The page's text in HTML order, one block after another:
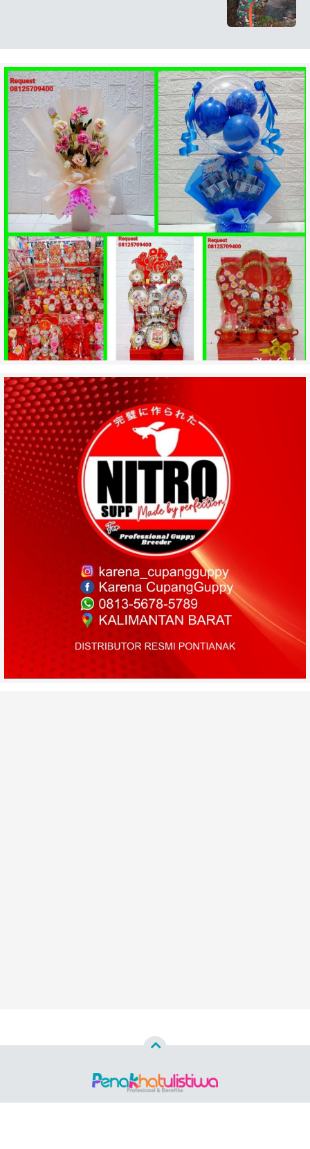
Copyright ©2026 PENAKHATULISTIWA.ID